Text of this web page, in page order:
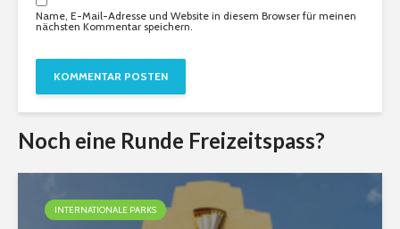
Name, E-Mail-Adresse und Website in diesem Browser für meinen
nächsten Kommentar speichern.
Noch eine Runde Freizeitspass?
INTERNATIONALE PARKS